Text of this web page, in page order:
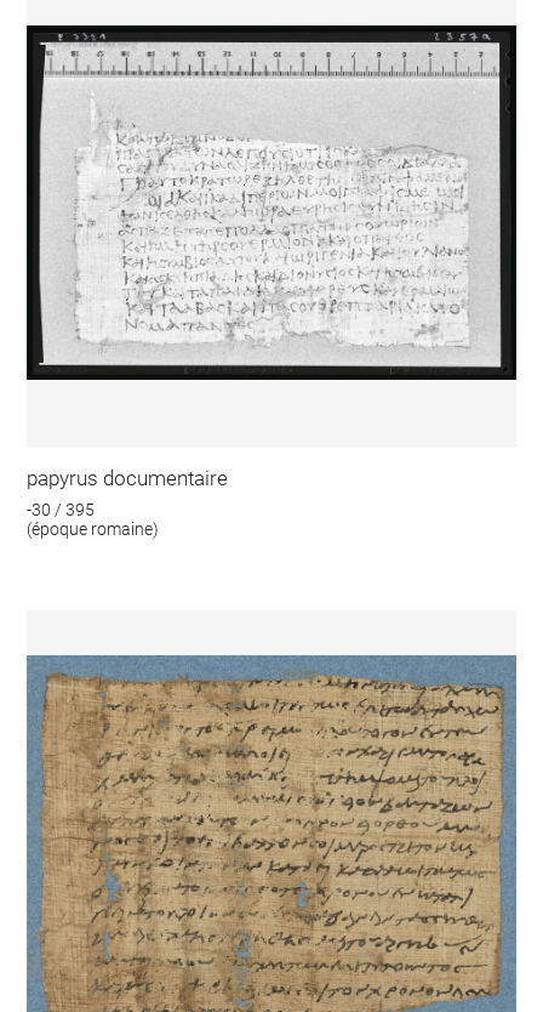
papyrus documentaire
-30 / 395
(époque romaine)